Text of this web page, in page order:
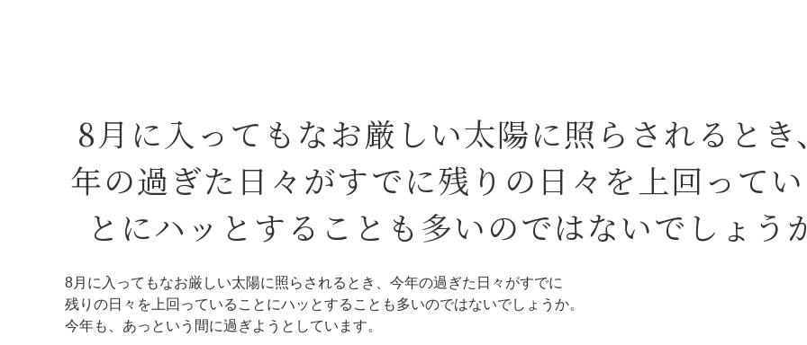
8月に入ってもなお厳しい太陽に照らされるとき
年の過ぎた日々がすでに残りの日々を上回って
とにハッとすることも多いのではないでしょう
8月に入ってもなお厳しい太陽に照らされるとき、今年の過ぎた日々がすでに
残りの日々を上回っていることにハッとすることも多いのではないでしょうか。
今年も、あっという間に過ぎようとしています。